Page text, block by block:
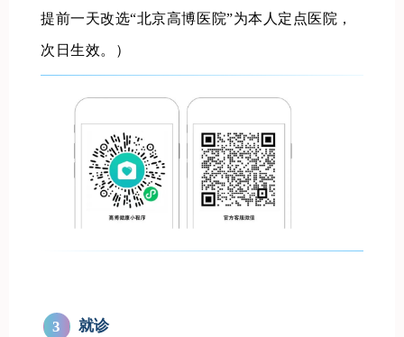
提前一天改选“北京高博医院”为本人定点医院，
次日生效。 ）
3 就诊